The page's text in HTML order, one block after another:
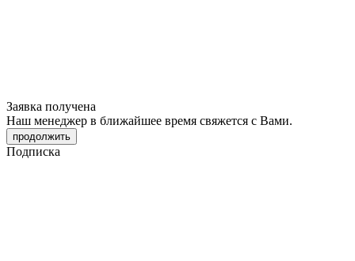
Заявка получена
Наш менеджер в ближайшее время свяжется с Вами.
продолжить
Подписка